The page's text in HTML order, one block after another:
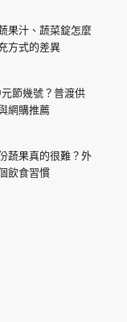
果汁、蔬菜錠怎麼
方式的差異
元節幾號？普渡供
網購推薦
蔬果真的很難？外
飲食習慣